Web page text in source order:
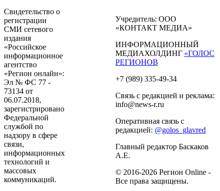
Свидетельство о
регистрации
СМИ сетевого
издания
«Российское
информационное
агентство
«Регион онлайн»:
Эл № ФС 77 -
73134 от
06.07.2018,
зарегистрировано
Федеральной
службой по
надзору в сфере
связи,
информационных
технологий и
массовых
коммуникаций.
Учредитель: ООО
«КОНТАКТ МЕДИА»
ИНФОРМАЦИОННЫЙ
МЕДИАХОЛДИНГ «ГОЛОС
РЕГИОНОВ
+7 (989) 335-49-34
Связь с редакцией и реклама:
info@news-r.ru
Оперативная связь с
редакцией: @golos_glavred
Главный редактор Баскаков
А.Е.
© 2016-2026 Регион Online -
Все права защищены.